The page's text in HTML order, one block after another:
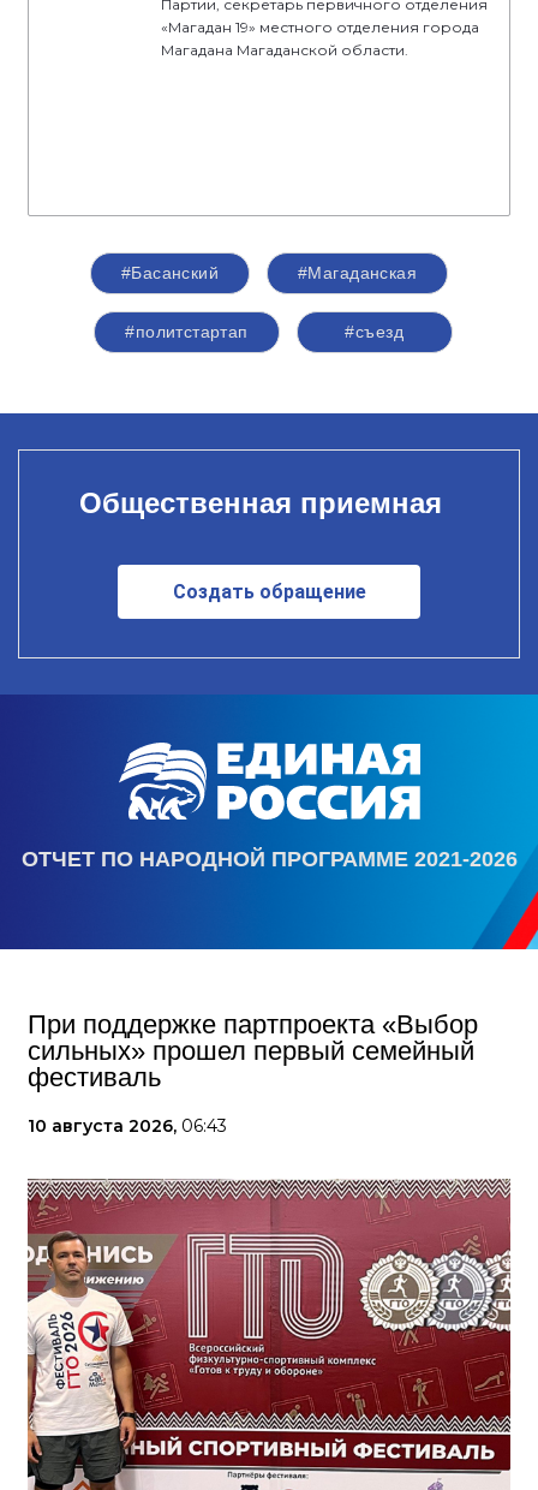
Партии, секретарь первичного отделения
«Магадан 19» местного отделения города
Магадана Магаданской области.
#Басанский #Магаданская
#политстартап #съезд
Общественная приемная
Создать обращение
ОТЧЕТ ПО НАРОДНОЙ ПРОГРАММЕ 2021-2026
При поддержке партпроекта «Выбор
сильных» прошел первый семейный
фестиваль
10 августа 2026, 06:43